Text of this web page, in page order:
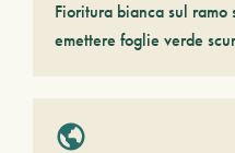
Fioritura bianca sul
emettere foglie verde